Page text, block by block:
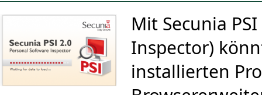
Mit Secunia
Inspector)
installierten